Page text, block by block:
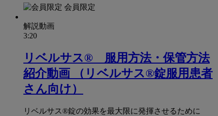
会員限定
解説動画
3:20
リベルサス® 服用方法・保管方法
紹介動画 （リベルサス®錠服用患者
さん向け）
リベルサス®錠の効果を最大限に発揮させるために